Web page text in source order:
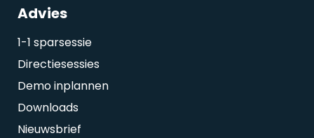
Advies
1-1 sparsessie
Directiesessies
Demo inplannen
Downloads
Nieuwsbrief